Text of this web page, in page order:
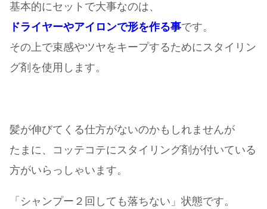
基本的にセットで大事なのは、
ドライヤーやアイロンで形を作る事です。
その上で束感やツヤをキープするためにスタイリン
グ剤を使用します。
髪が伸びてくる仕方がないのかもしれませんが
たまに、コッテコテにスタイリング剤が付いている
方がいらっしゃいます。
「シャンプー２回しても落ちない」状態です。